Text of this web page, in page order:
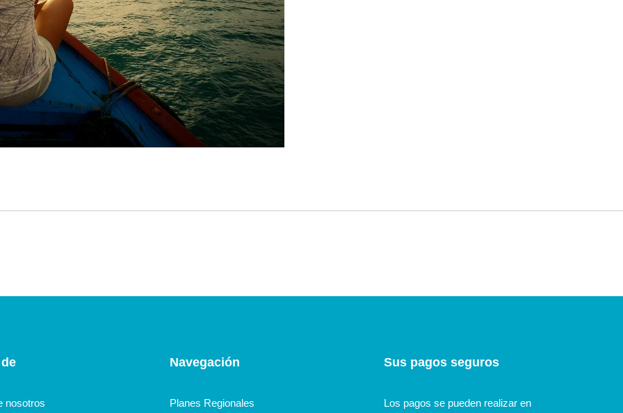
nosotros
Navegación
Planes Regionales
Sus pagos seguros
Los pagos se pueden realizar en